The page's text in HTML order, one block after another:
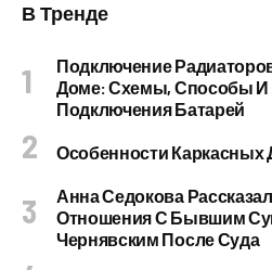
В Тренде
Подключение
Доме: Схемы, Способы И
Подключения Батарей
Особенности Каркасных
Анна Седокова
Отношения С Бывшим
Чернявским После Суда